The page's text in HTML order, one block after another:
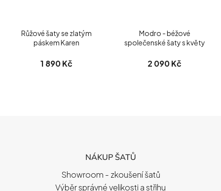
Růžové šaty se zlatým
páskem Karen
1 890 Kč
Modro - béžové
společenské šaty s květy
2 090 Kč
NÁKUP ŠATŮ
Showroom - zkoušení šatů
Výběr správné velikosti a střihu